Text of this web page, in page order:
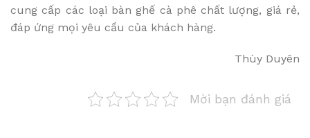
cung cấp các loại bàn ghế cà phê chất lượng, giá rẻ,
đáp ứng mọi yêu cầu của khách hàng.
Thùy Duyên
Mời bạn đánh giá